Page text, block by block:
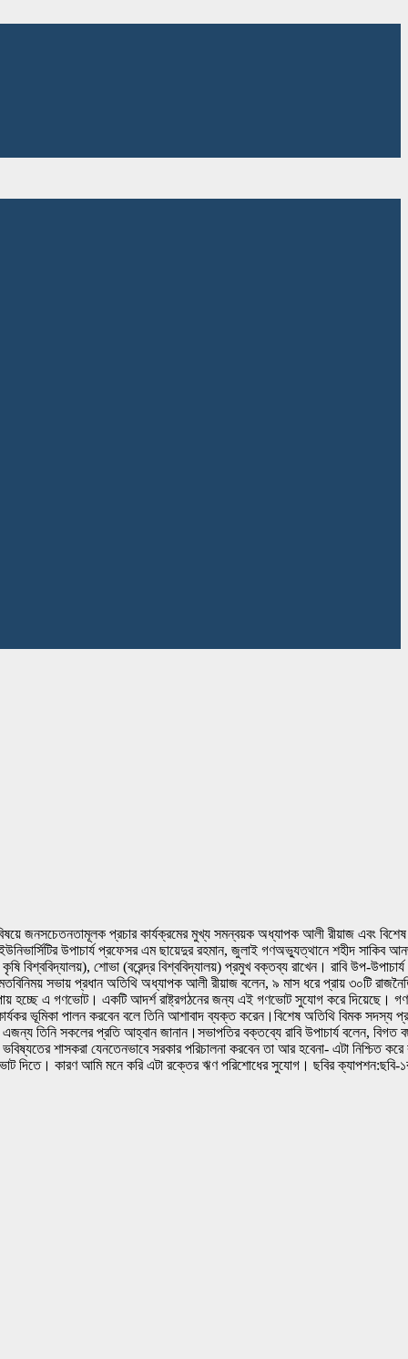
জনসচেতনতামূলক প্রচার কার্যক্রমের মুখ্য সমন্বয়ক অধ্যাপক আলী রীয়াজ এবং
ইউনিভার্সিটির উপাচার্য প্রফেসর এম ছায়েদুর রহমান, জুলাই গণঅভ্যুত্থানে শহীদ
বিশ্ববিদ্যালয়), শোভা (বরেন্দ্র বিশ্ববিদ্যালয়) প্রমুখ বক্তব্য রাখেন। রাবি উপ-
সভায় প্রধান অতিথি অধ্যাপক আলী রীয়াজ বলেন, ৯ মাস ধরে প্রায় ৩০টি
হচ্ছে এ গণভোট। একটি আদর্শ রাষ্ট্রগঠনের জন্য এই গণভোট সুযোগ করে
ভূমিকা পালন করবেন বলে তিনি আশাবাদ ব্যক্ত করেন।বিশেষ অতিথি বিমক সদস্য
তিনি সকলের প্রতি আহ্বান জানান।সভাপতির বক্তব্যে রাবি উপাচার্য বলেন,
শাসকরা যেনতেনভাবে সরকার পরিচালনা করবেন তা আর হবেনা- এটা নিশ্চিত
কারণ আমি মনে করি এটা রক্তের ঋণ পরিশোধের সুযোগ। ছবির ক্যাপশন:ছবি-